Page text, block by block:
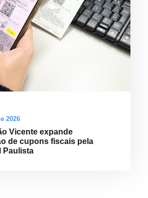
2026
Vicente expande
de cupons fiscais pela
Paulista